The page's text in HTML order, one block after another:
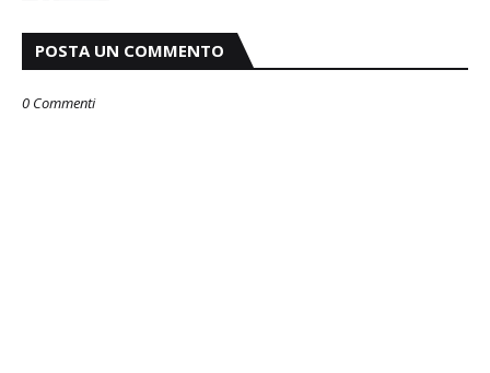
POSTA UN COMMENTO
0 Commenti